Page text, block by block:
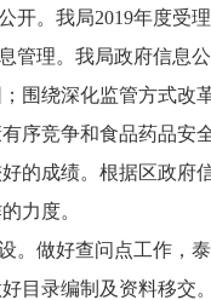
开。我局2019年度受
管理。我局政府信息
围绕深化监管方式改
序竞争和食品药品安
的成绩。根据区政府
力度。
。做好查问点工作，
目录编制及资料移交